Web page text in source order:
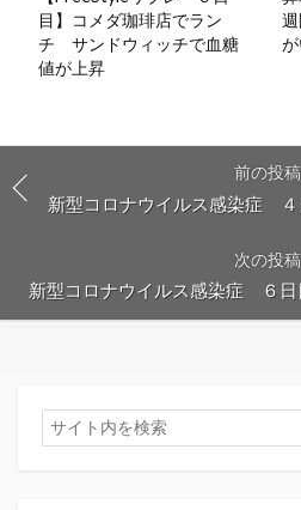
目】コメダ珈琲店でラン
チ サンドウィッチで血糖
値が上昇
前の投稿
新型コロナウイルス感染症 ４
次の投稿
新型コロナウイルス感染症 ６日
検
索